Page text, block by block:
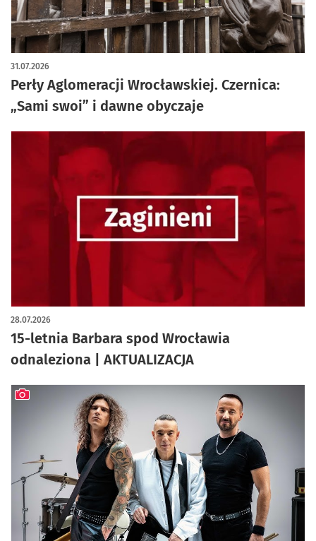
Perły Aglomeracji Wrocławskiej. Czernica:
„Sami swoi” i dawne obyczaje
31.07.2026
artykuł z galerią zdjęć
15-letnia Barbara spod Wrocławia
odnaleziona | AKTUALIZACJA
28.07.2026